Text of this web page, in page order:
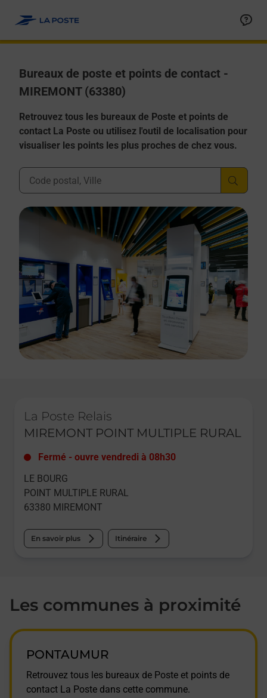
Bureaux de poste et points de contact -
MIREMONT (63380)
Retrouvez tous les bureaux de Poste et points de
contact La Poste ou utilisez l'outil de localisation pour
visualiser les points les plus proches de chez vous.
Ville, Département, Code Postal
La Poste Relais
MIREMONT POINT MULTIPLE RURAL
Fermé - ouvre vendredi à 08h30
LE BOURG
POINT MULTIPLE RURAL
63380 MIREMONT
En savoir plus Itinéraire
Les communes à proximité
PONTAUMUR
Retrouvez tous les bureaux de Poste et points de
contact La Poste dans cette commune.